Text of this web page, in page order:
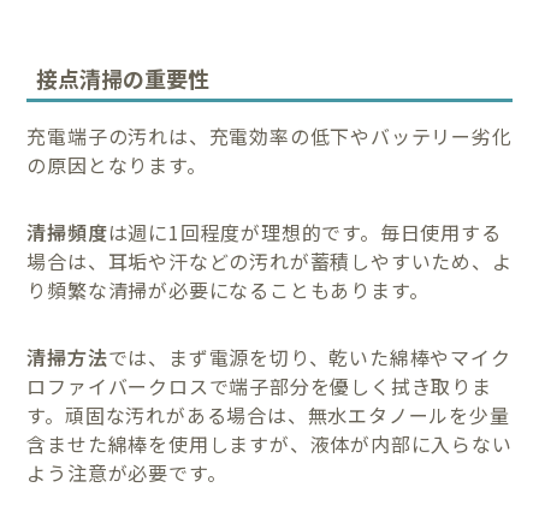
接点清掃の重要性
充電端子の汚れは、充電効率の低下やバッテリー劣化
の原因となります。
清掃頻度は週に1回程度が理想的です。毎日使用する
場合は、耳垢や汗などの汚れが蓄積しやすいため、よ
り頻繁な清掃が必要になることもあります。
清掃方法では、まず電源を切り、乾いた綿棒やマイク
ロファイバークロスで端子部分を優しく拭き取りま
す。頑固な汚れがある場合は、無水エタノールを少量
含ませた綿棒を使用しますが、液体が内部に入らない
よう注意が必要です。